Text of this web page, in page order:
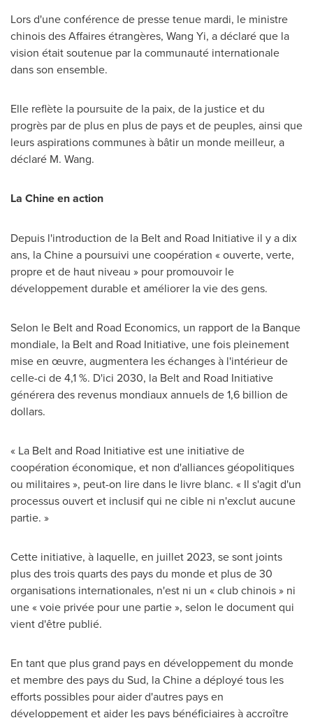
Lors d'une conférence de presse tenue mardi, le ministre
chinois des Affaires étrangères, Wang Yi, a déclaré que la
vision était soutenue par la communauté internationale
dans son ensemble.
Elle reflète la poursuite de la paix, de la justice et du
progrès par de plus en plus de pays et de peuples, ainsi que
leurs aspirations communes à bâtir un monde meilleur, a
déclaré M. Wang.
La Chine en action
Depuis l'introduction de la Belt and Road Initiative il y a dix
ans, la Chine a poursuivi une coopération « ouverte, verte,
propre et de haut niveau » pour promouvoir le
développement durable et améliorer la vie des gens.
Selon le Belt and Road Economics, un rapport de la Banque
mondiale, la Belt and Road Initiative, une fois pleinement
mise en œuvre, augmentera les échanges à l'intérieur de
celle-ci de 4,1 %. D'ici 2030, la Belt and Road Initiative
générera des revenus mondiaux annuels de 1,6 billion de
dollars.
« La Belt and Road Initiative est une initiative de
coopération économique, et non d'alliances géopolitiques
ou militaires », peut-on lire dans le livre blanc. « Il s'agit d'un
processus ouvert et inclusif qui ne cible ni n'exclut aucune
partie. »
Cette initiative, à laquelle, en juillet 2023, se sont joints
plus des trois quarts des pays du monde et plus de 30
organisations internationales, n'est ni un « club chinois » ni
une « voie privée pour une partie », selon le document qui
vient d'être publié.
En tant que plus grand pays en développement du monde
et membre des pays du Sud, la Chine a déployé tous les
efforts possibles pour aider d'autres pays en
développement et aider les pays bénéficiaires à accroître